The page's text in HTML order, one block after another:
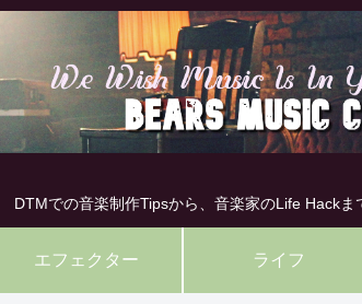
DTMでの音楽制作Tipsから、音楽家のLife Hackま
エフェクター ライフ